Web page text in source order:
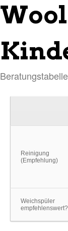
Reinigung
(Empfehlung)
Weichspüler
empfehlenswert?